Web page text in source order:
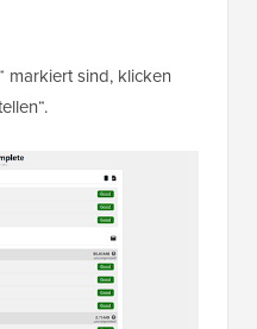
markiert sind, klicken